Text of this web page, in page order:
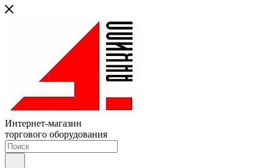
Интернет-магазин
торгового оборудования